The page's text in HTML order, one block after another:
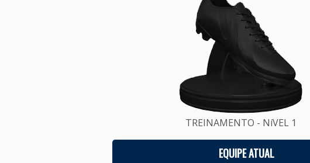
TREINAMENTO - NíVEL 1
EQUIPE ATUAL